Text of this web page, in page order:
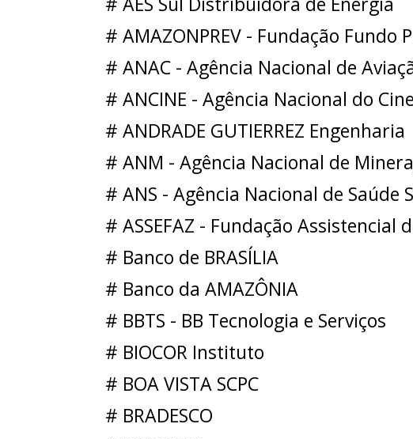
# AMAZONPREV - Fundação
# ANAC - Agência Nacional de
# ANCINE - Agência Nacional do
# ANDRADE GUTIERREZ Engenharia
# ANM - Agência Nacional de
# ANS - Agência Nacional de Saúde
# ASSEFAZ - Fundação
# Banco de BRASÍLIA
# Banco da AMAZÔNIA
# BBTS - BB Tecnologia e Serviços
# BIOCOR Instituto
# BOA VISTA SCPC
# BRADESCO